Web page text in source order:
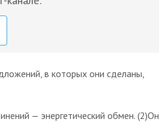
в которых они сделаны,
— энергетический обмен. (2)Он